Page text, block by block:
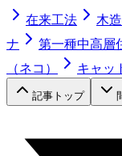
在来工法 木
ナ
第一種中高層
（ネコ）
キャッ
記事トップ